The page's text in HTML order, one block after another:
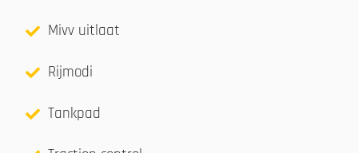
Mivv uitlaat
Rijmodi
Tankpad